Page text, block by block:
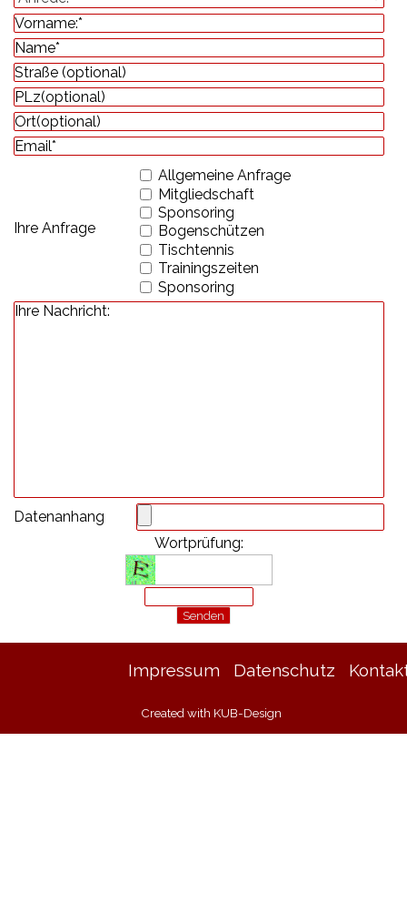
Ihre Anfrage
Allgemeine Anfrage
Mitgliedschaft
Sponsoring
Bogenschützen
Tischtennis
Trainingszeiten
Sponsoring
Datenanhang
Wortprüfung:
Created with KUB-Design
Impressum Datenschutz